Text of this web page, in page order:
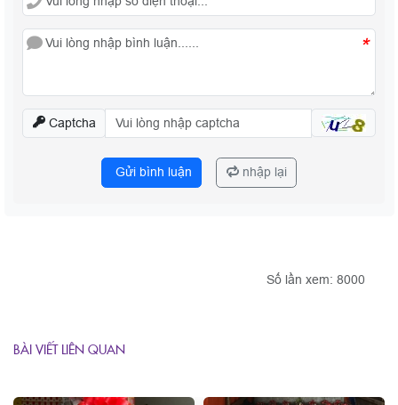
*
Captcha
Gửi bình luận nhập lại
Số lần xem: 8000
BÀI VIẾT LIÊN QUAN